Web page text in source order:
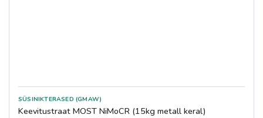
SÜSINIKTERASED (GMAW)
Keevitustraat MOST NiMoCR (15kg metall keral)